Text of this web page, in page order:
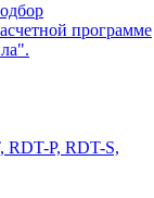
программе
RDT-P, RDT-S,